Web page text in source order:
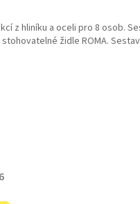
z hliníku a oceli pro 8 osob.
židle ROMA.